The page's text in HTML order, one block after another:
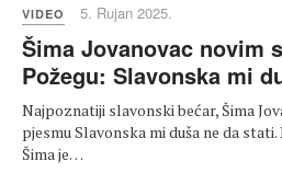
VIDEO 5. Rujan 2025.
Šima Jovanovac novim
Požegu: Slavonska mi
Najpoznatiji slavonski bećar, Šima
pjesmu Slavonska mi duša ne da
Šima je…